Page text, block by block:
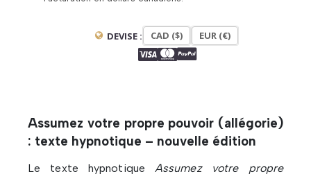
DEVISE : CAD ($) EUR (€)
Assumez votre propre pouvoir (allégorie)
: texte hypnotique – nouvelle édition
Le texte hypnotiqueAssumez votre propre